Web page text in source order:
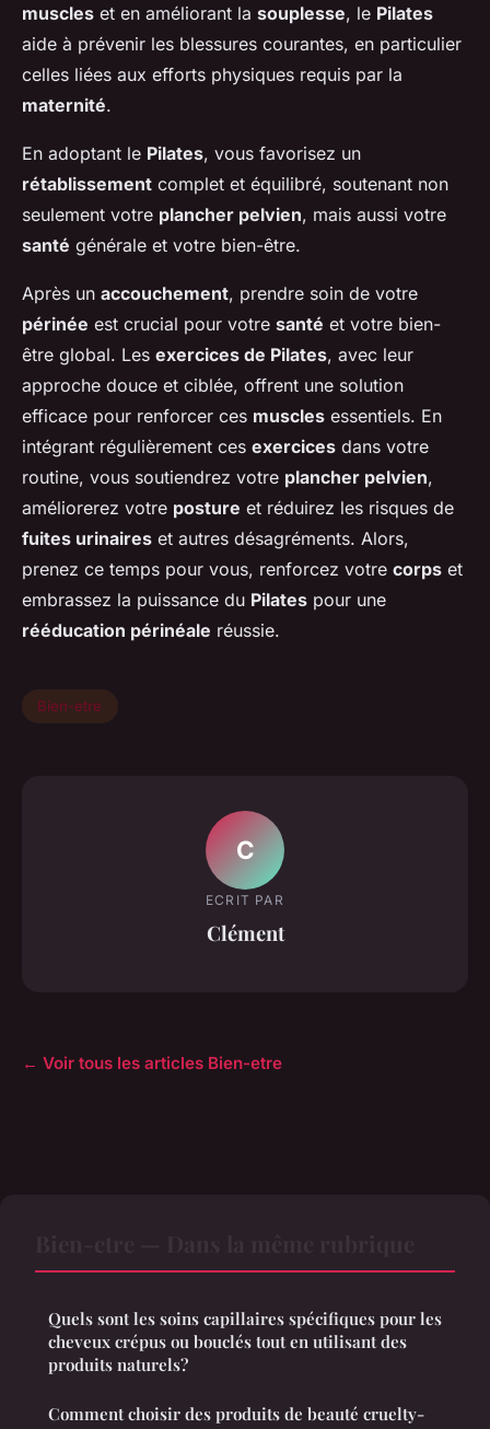
muscles et en améliorant la souplesse, le Pilates
aide à prévenir les blessures courantes, en particulier
celles liées aux efforts physiques requis par la
maternité.
En adoptant le Pilates, vous favorisez un
rétablissement complet et équilibré, soutenant non
seulement votre plancher pelvien, mais aussi votre
santé générale et votre bien-être.
Après un accouchement, prendre soin de votre
périnée est crucial pour votre santé et votre bien-
être global. Les exercices de Pilates, avec leur
approche douce et ciblée, offrent une solution
efficace pour renforcer ces muscles essentiels. En
intégrant régulièrement ces exercices dans votre
routine, vous soutiendrez votre plancher pelvien,
améliorerez votre posture et réduirez les risques de
fuites urinaires et autres désagréments. Alors,
prenez ce temps pour vous, renforcez votre corps et
embrassez la puissance du Pilates pour une
rééducation périnéale réussie.
Bien-etre
C
ECRIT PAR
Clément
← Voir tous les articles Bien-etre
Quels sont les soins capillaires spécifiques pour les
cheveux crépus ou bouclés tout en utilisant des
produits naturels?
Comment choisir des produits de beauté cruelty-